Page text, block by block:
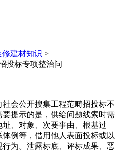
修建材知识 >
投标专项整治问
会公开搜集工程范畴招投标不
提示的是，供给问题线索时需
、对象、次要事由、根基过
例等，借用他人表面投标或以
为。泄露标底、评标成果、恶